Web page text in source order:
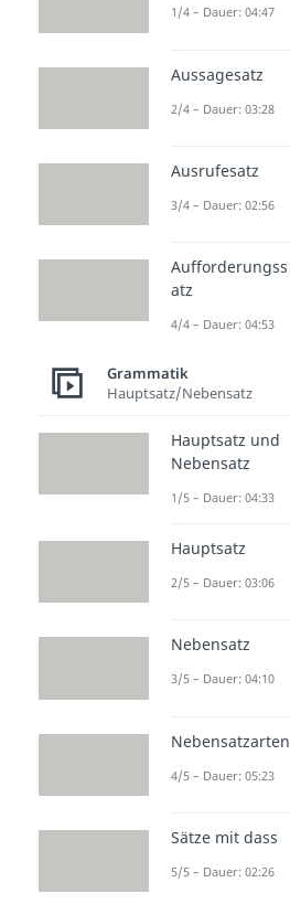
und
Viele
und
Früchte
mit der
Endung –
Nomen
mit der
Endung –
keit
Nomen
mit der
schaft
mit der
Endung –
1/4 – Dauer: 04:47
Aussagesatz
2/4 – Dauer: 03:28
Ausrufesatz
3/4 – Dauer: 02:56
Aufforderungss
atz
4/4 – Dauer: 04:53
Grammatik
Hauptsatz/Nebensatz
Hauptsatz und
Nebensatz
1/5 – Dauer: 04:33
Hauptsatz
2/5 – Dauer: 03:06
Nebensatz
3/5 – Dauer: 04:10
Nebensatzarten
4/5 – Dauer: 05:23
Sätze mit dass
5/5 – Dauer: 02:26